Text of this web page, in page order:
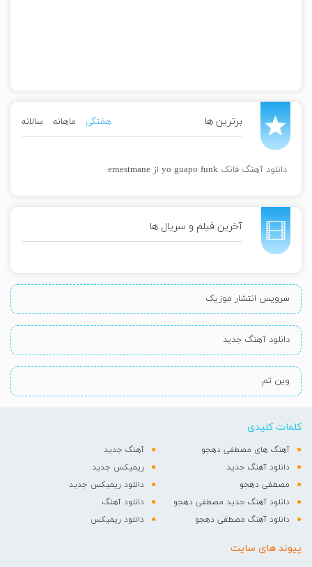
برترین ها هفتگی ماهانه سالانه
دانلود آهنگ فانک yo guapo funk از ernestmane
آخرین فیلم و سریال ها
سرویس انتشار موزیک
دانلود آهنگ جدید
وین تم
کلمات کلیدی
آهنگ های مصطفی دهجو
آهنگ جدید
دانلود آهنگ جدید
ریمیکس جدید
مصطفی دهجو
دانلود ریمیکس جدید
دانلود آهنگ جدید مصطفی دهجو
دانلود آهنگ
دانلود آهنگ مصطفی دهجو
دانلود ریمیکس
پیوند های سایت